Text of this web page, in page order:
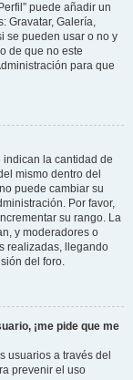
puede añadir un
Gravatar, Galería,
se pueden usar o no y
de que no este
para que
la cantidad de
mismo dentro del
puede cambiar su
Por favor,
su rango. La
y moderadores o
realizadas, llegando
del foro.
¡me pide que me
usuarios a través del
prevenir el uso